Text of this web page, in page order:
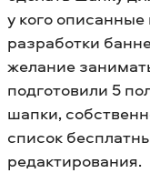
у кого описанные
разработки
желание
подготовили 5
шапки,
список
редактирования.